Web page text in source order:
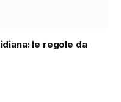
le regole da